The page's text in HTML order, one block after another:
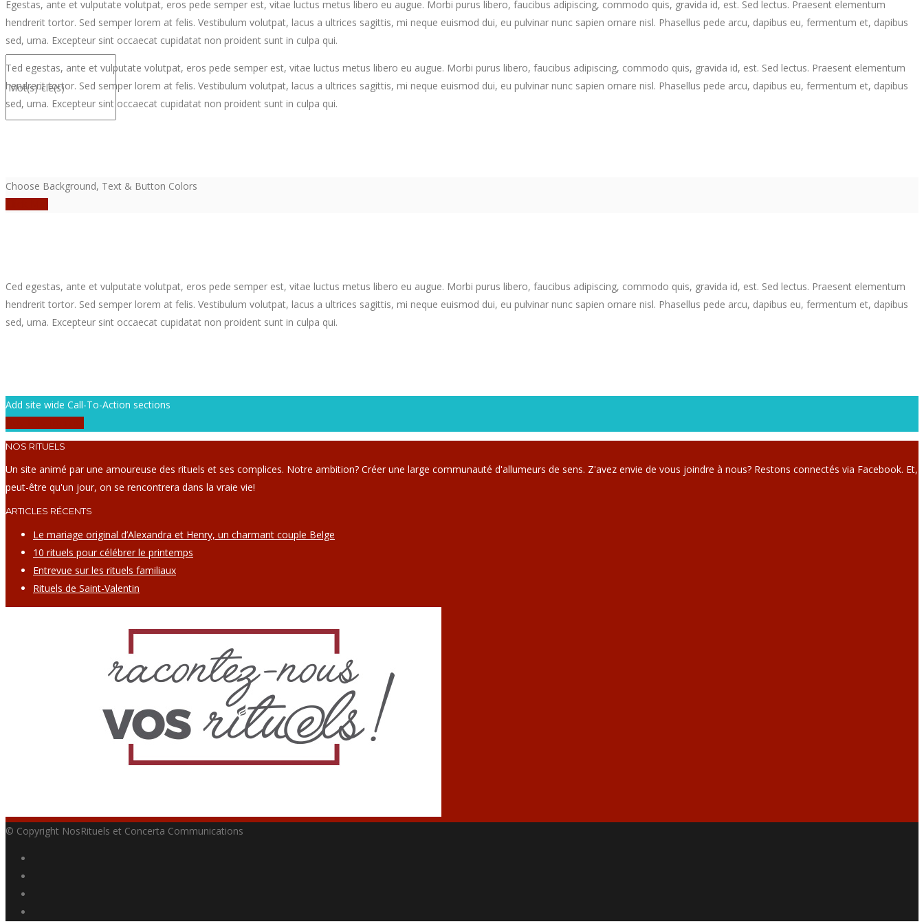
Egestas, ante et vulputate volutpat, eros pede semper est, vitae luctus metus libero eu augue. Morbi purus libero, faucibus adipiscing, commodo quis, gravida id, est. Sed lectus. Praesent elementum
hendrerit tortor. Sed semper lorem at felis. Vestibulum volutpat, lacus a ultrices sagittis, mi neque euismod dui, eu pulvinar nunc sapien ornare nisl. Phasellus pede arcu, dapibus eu, fermentum et, dapibus
sed, urna. Excepteur sint occaecat cupidatat non proident sunt in culpa qui.
Ted egestas, ante et vulputate volutpat, eros pede semper est, vitae luctus metus libero eu augue. Morbi purus libero, faucibus adipiscing, commodo quis, gravida id, est. Sed lectus. Praesent elementum
hendrerit tortor. Sed semper lorem at felis. Vestibulum volutpat, lacus a ultrices sagittis, mi neque euismod dui, eu pulvinar nunc sapien ornare nisl. Phasellus pede arcu, dapibus eu, fermentum et, dapibus
sed, urna. Excepteur sint occaecat cupidatat non proident sunt in culpa qui.
Choose Background, Text & Button Colors
Ced egestas, ante et vulputate volutpat, eros pede semper est, vitae luctus metus libero eu augue. Morbi purus libero, faucibus adipiscing, commodo quis, gravida id, est. Sed lectus. Praesent elementum
hendrerit tortor. Sed semper lorem at felis. Vestibulum volutpat, lacus a ultrices sagittis, mi neque euismod dui, eu pulvinar nunc sapien ornare nisl. Phasellus pede arcu, dapibus eu, fermentum et, dapibus
sed, urna. Excepteur sint occaecat cupidatat non proident sunt in culpa qui.
Add site wide Call-To-Action sections
NOS RITUELS
Un site animé par une amoureuse des rituels et ses complices. Notre ambition? Créer une large communauté d'allumeurs de sens. Z'avez envie de vous joindre à nous? Restons connectés via Facebook. Et,
peut-être qu'un jour, on se rencontrera dans la vraie vie!
ARTICLES RÉCENTS
Le mariage original d’Alexandra et Henry, un charmant couple Belge
10 rituels pour célébrer le printemps
Entrevue sur les rituels familiaux
Rituels de Saint-Valentin
© Copyright NosRituels et Concerta Communications